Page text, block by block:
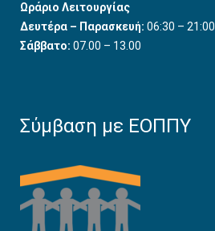
Ωράριο Λειτουργίας
Δευτέρα – Παρασκευή: 06:30 – 21:00
Σάββατο: 07.00 – 13.00
Σύμβαση με ΕΟΠΠΥ